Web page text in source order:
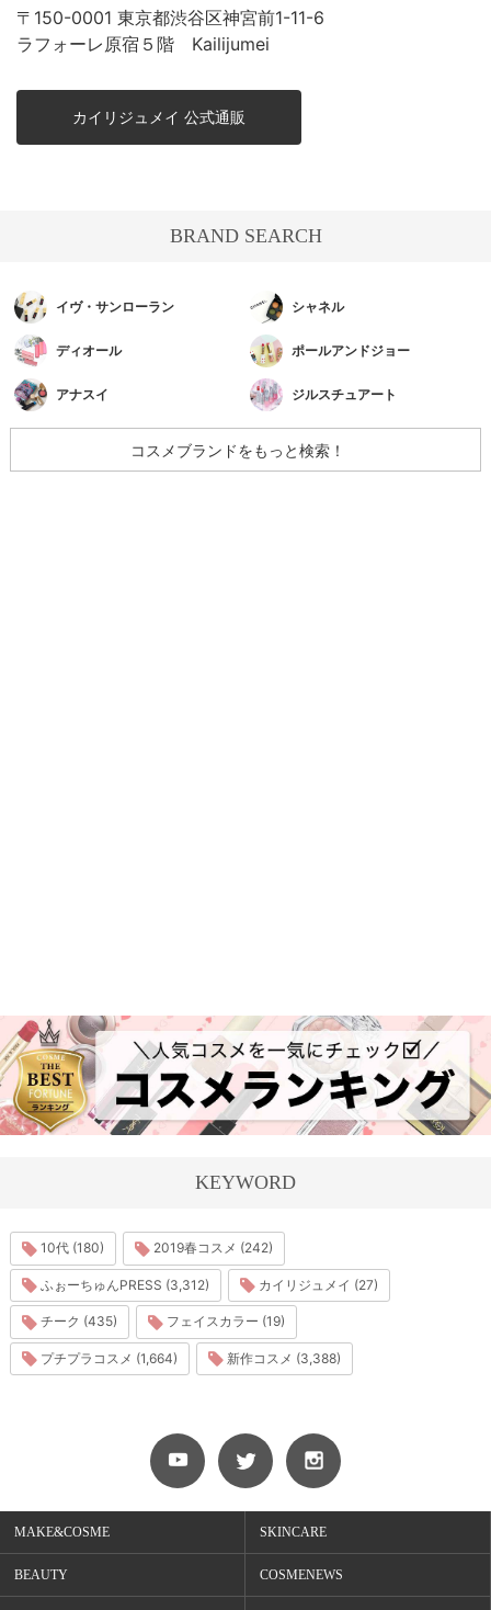
〒150-0001 東京都渋谷区神宮前1-11-6
ラフォーレ原宿５階 Kailijumei
カイリジュメイ 公式通販
BRAND SEARCH
イヴ・サンローラン シャネル
ディオール ポールアンドジョー
アナスイ ジルスチュアート
コスメブランドをもっと検索！
KEYWORD
10代 (180) 2019春コスメ (242)
ふぉーちゅんPRESS (3,312) カイリジュメイ (27)
チーク (435) フェイスカラー (19)
プチプラコスメ (1,664) 新作コスメ (3,388)
MAKE&COSME SKINCARE
BEAUTY COSMENEWS